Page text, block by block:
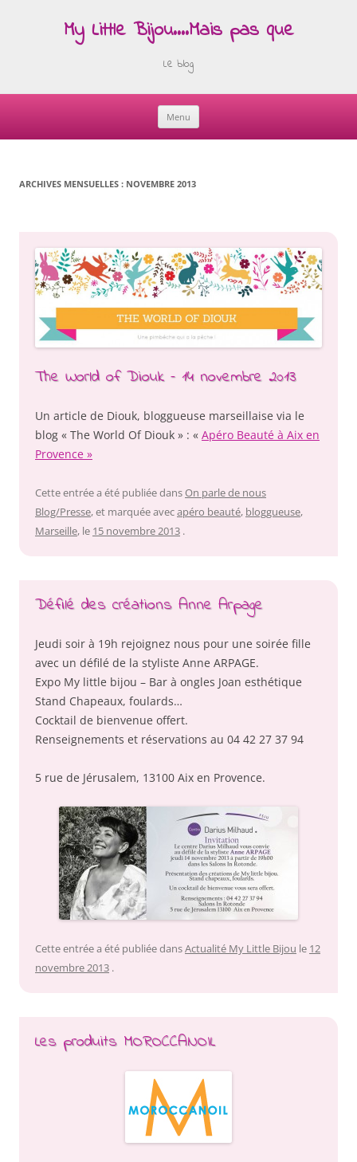
My Little Bijou….Mais pas que
Le blog
Menu
Skip
ARCHIVES MENSUELLES : NOVEMBRE 2013
The World of Diouk – 14 novembre 2013
Un article de Diouk, bloggueuse marseillaise via le
blog « The World Of Diouk » : « Apéro Beauté à Aix en
Provence »
Cette entrée a été publiée dansOn parle de nous
Blog/Presse, et marquée avecapéro beauté, bloggueuse,
Marseille, le 15 novembre 2013 .
Défilé des créations Anne Arpage
Jeudi soir à 19h rejoignez nous pour une soirée fille
avec un défilé de la styliste Anne ARPAGE.
Expo My little bijou – Bar à ongles Joan esthétique
Stand Chapeaux, foulards…
Cocktail de bienvenue offert.
Renseignements et réservations au 04 42 27 37 94
5 rue de Jérusalem, 13100 Aix en Provence.
Cette entrée a été publiée dansActualité My Little Bijou le 12
novembre 2013 .
Les produits MOROCCANOIL